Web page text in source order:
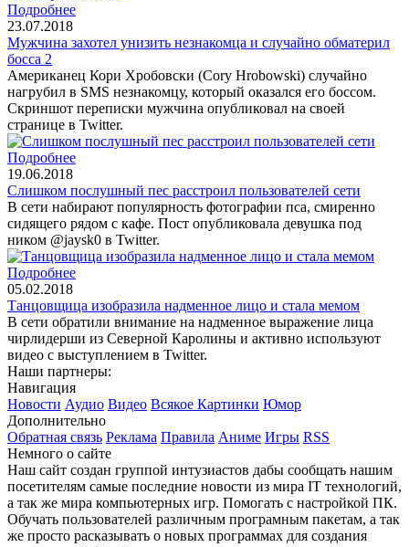
Подробнее
23.07.2018
Мужчина захотел унизить незнакомца и случайно обматерил
босса 2
Американец Кори Хробовски (Cory Hrobowski) случайно
нагрубил в SMS незнакомцу, который оказался его боссом.
Скриншот переписки мужчина опубликовал на своей
странице в Twitter.
Подробнее
19.06.2018
Слишком послушный пес расстроил пользователей сети
В сети набирают популярность фотографии пса, смиренно
сидящего рядом с кафе. Пост опубликовала девушка под
ником @jaysk0 в Twitter.
Подробнее
05.02.2018
Танцовщица изобразила надменное лицо и стала мемом
В сети обратили внимание на надменное выражение лица
чирлидерши из Северной Каролины и активно используют
видео с выступлением в Twitter.
Наши партнеры:
Навигация
Новости Аудио Видео Всякое Картинки Юмор
Дополнительно
Обратная связь Реклама Правила Аниме Игры RSS
Немного о сайте
Наш сайт создан группой интузиастов дабы сообщать нашим
посетителям самые последние новости из мира IT технологий,
а так же мира компьютерных игр. Помогать с настройкой ПК.
Обучать пользователей различным програмным пакетам, а так
же просто расказывать о новых программах для создания